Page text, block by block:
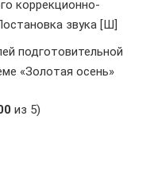
коррекционно-
звука [Ш]
подготовительной
«Золотая осень»
из 5)